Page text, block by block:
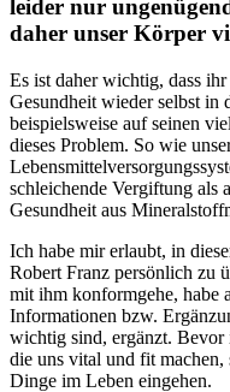
leider nur
daher unser Körper
Es ist daher wichtig, dass
Gesundheit wieder selbst in
beispielsweise auf seinen
dieses Problem. So wie
schleichende Vergiftung als
Gesundheit aus
Ich habe mir erlaubt, in
Robert Franz persönlich zu
mit ihm konformgehe, habe
Informationen bzw.
wichtig sind, ergänzt.
die uns vital und fit
Dinge im Leben eingehen.